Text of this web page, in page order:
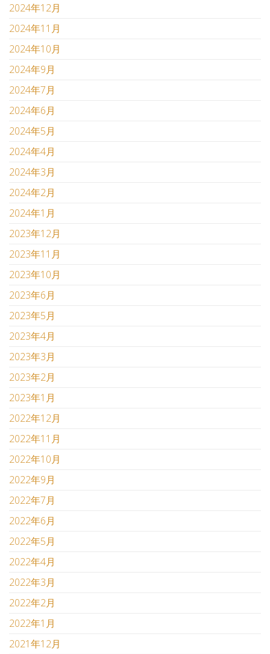
2024年12月
2024年11月
2024年10月
2024年9月
2024年7月
2024年6月
2024年5月
2024年4月
2024年3月
2024年2月
2024年1月
2023年12月
2023年11月
2023年10月
2023年6月
2023年5月
2023年4月
2023年3月
2023年2月
2023年1月
2022年12月
2022年11月
2022年10月
2022年9月
2022年7月
2022年6月
2022年5月
2022年4月
2022年3月
2022年2月
2022年1月
2021年12月